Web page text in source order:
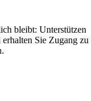
bleibt: Unterstützen
Sie Zugang zu